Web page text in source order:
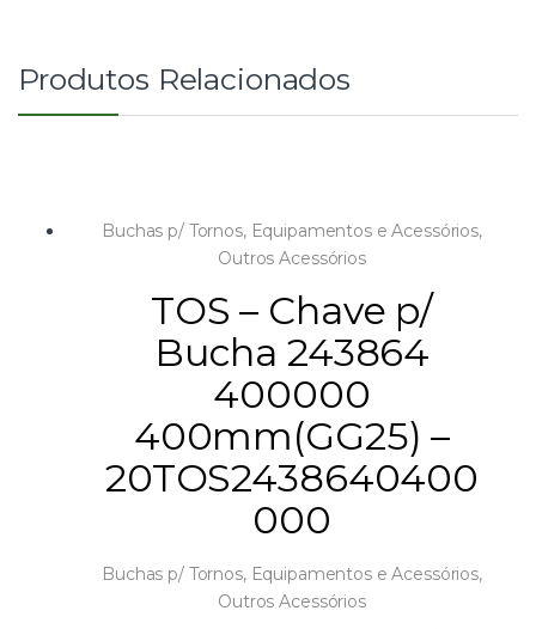
Produtos Relacionados
Buchas p/ Tornos, Equipamentos e Acessórios,
Outros Acessórios
TOS – Chave p/
Bucha 243864
400000
400mm(GG25) –
20TOS2438640400
000
Buchas p/ Tornos, Equipamentos e Acessórios,
Outros Acessórios